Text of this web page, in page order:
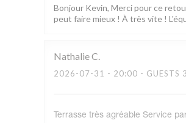
Bonjour Kevin, Merci pour ce
peut faire mieux ! À très vite !
NathalieC
2026-07-31 - 20:00 - GUESTS 3
Terrasse très agréable Service